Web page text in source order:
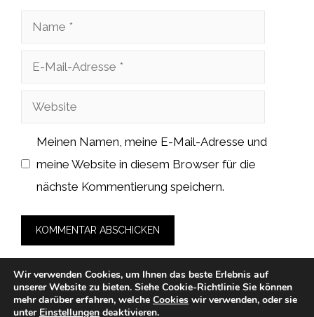
Name
Adresse
Website
Meinen Namen, meine E-Mail-Adresse und
meine Website in diesem Browser für die
nächste Kommentierung speichern.
Wir verwenden Cookies, um Ihnen das beste Erlebnis auf
unserer Website zu bieten. Siehe Cookie-Richtlinie Sie können
mehr darüber erfahren, welche Cookies wir verwenden, oder sie
unter Einstellungen deaktivieren.